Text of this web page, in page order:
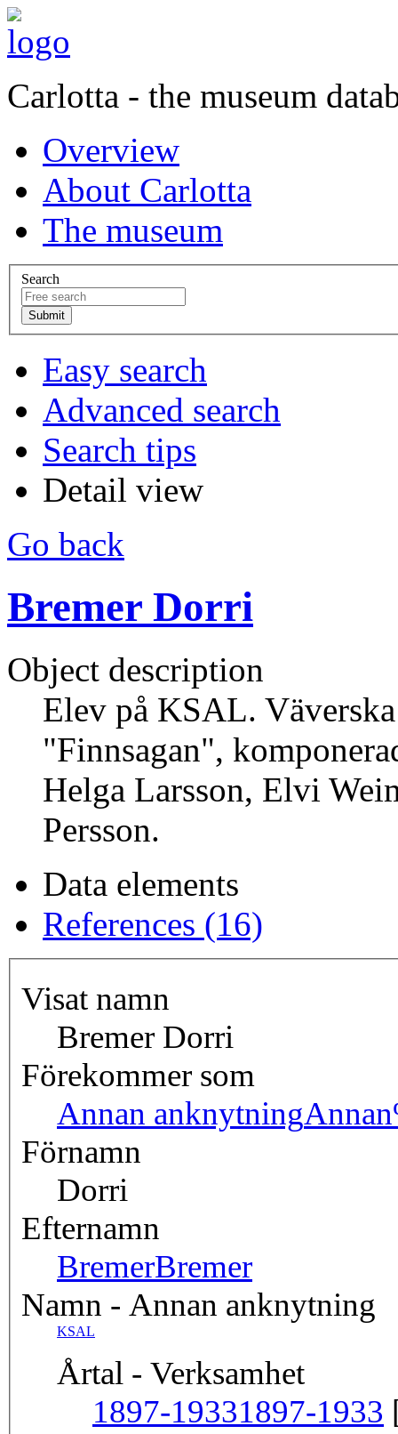
Carlotta - the museum
Overview
About Carlotta
The museum
Search
Easy search
Advanced search
Search tips
Detail view
Go back
Bremer Dorri
Object description
Elev på KSAL.
"Finnsagan",
Helga Larsson, Elvi
Persson.
Data elements
References (16)
Visat namn
Bremer Dorri
Förekommer som
Annan anknytning
Förnamn
Dorri
Efternamn
BremerBremer
Namn - Annan anknytning
KSAL
Årtal - Verksamhet
1897-19331897-1933